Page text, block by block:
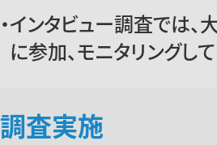
インタビュー調査では、
に参加、モニタリングし
調査実施